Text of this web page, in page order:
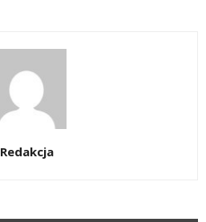
Redakcja